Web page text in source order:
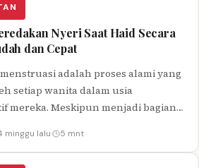
Nyeri Saat Haid Secara
dan Cepat
adalah proses alami yang
setiap wanita dalam usia
mereka. Meskipun menjadi bagian
minggu lalu· 5 mnt